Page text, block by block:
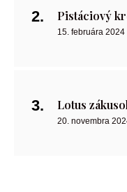
Pistáciový
15. februára 2024
Lotus
20. novembra